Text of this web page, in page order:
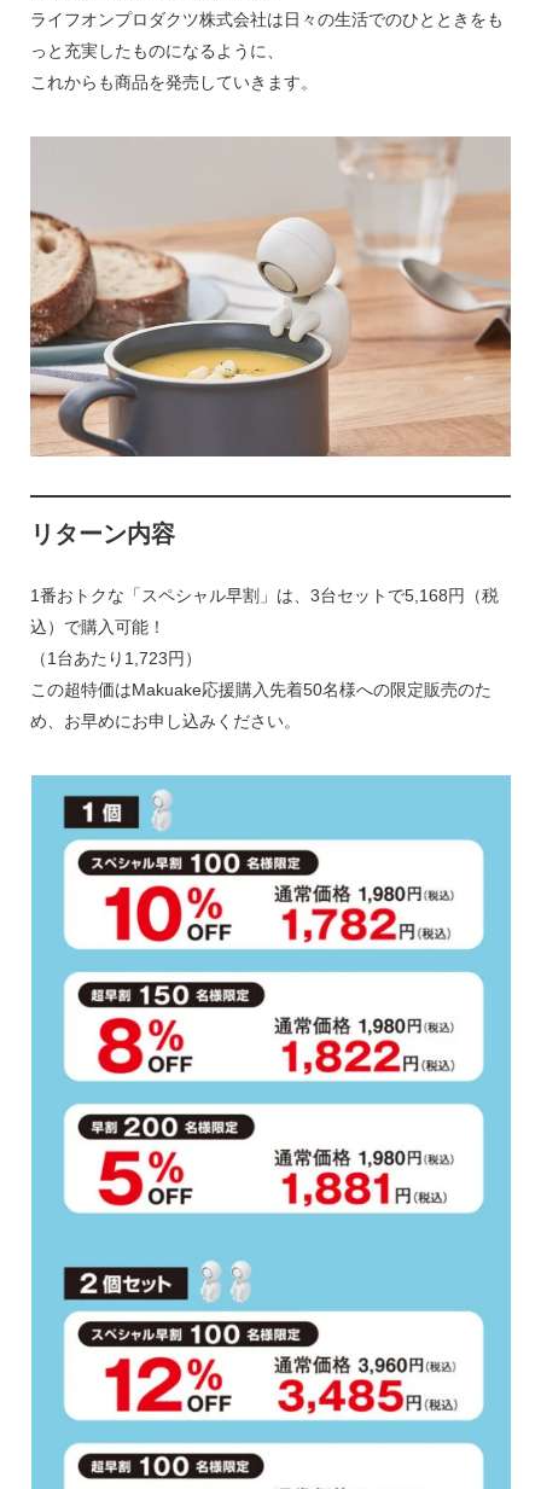
ライフオンプロダクツ株式会社は日々の生活でのひとときをも
っと充実したものになるように、
これからも商品を発売していきます。
リターン内容
1番おトクな「スペシャル早割」は、3台セットで5,168円（税
込）で購入可能！
（1台あたり1,723円）
この超特価はMakuake応援購入先着50名様への限定販売のた
め、お早めにお申し込みください。